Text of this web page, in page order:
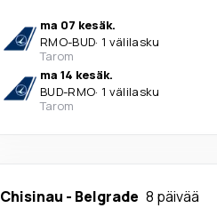
ma 07 kesäk.
RMO-BUD· 1 välilasku
Tarom
ma 14 kesäk.
BUD-RMO· 1 välilasku
Tarom
Chisinau - Belgrade 8 päivää